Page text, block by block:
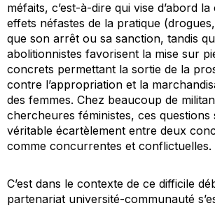
méfaits, c’est-à-dire qui vise d’abord
effets néfastes de la pratique
que son arrêt ou sa sanction, tandis
abolitionnistes favorisent la mise sur
concrets permettant la sortie de la
contre l’appropriation et la
des femmes. Chez beaucoup de
chercheures féministes, ces questions
véritable écartèlement entre deux
comme concurrentes et conflictuelles.
C’est dans le contexte de ce difficile
partenariat université-communauté